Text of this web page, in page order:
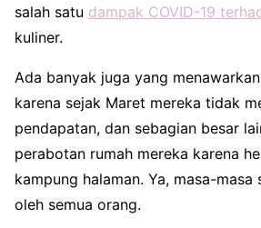
salah satu dampak COVID-19
kuliner.
Ada banyak juga yang
karena sejak Maret mereka tidak
pendapatan, dan sebagian besar
perabotan rumah mereka karena
kampung halaman. Ya, masa-
oleh semua orang.